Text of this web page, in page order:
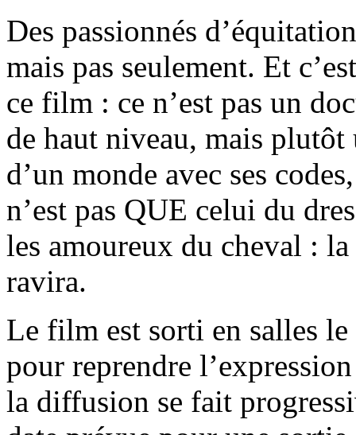
Des passionnés
mais pas seulement. Et
ce film : ce n’est pas un
de haut niveau, mais
d’un monde avec ses
n’est pas QUE celui du
les amoureux du cheval : la
ravira.
Le film est sorti en salles
pour reprendre
la diffusion se fait